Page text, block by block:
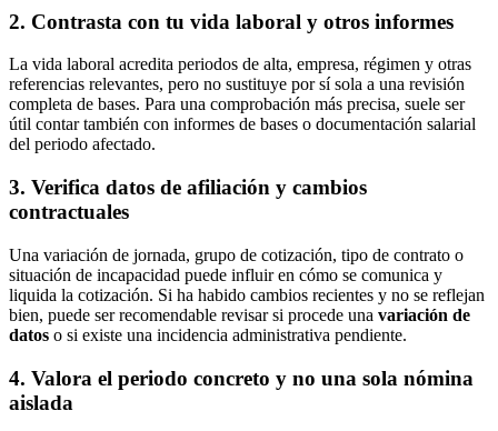
2. Contrasta con tu vida laboral y otros informes
La vida laboral acredita periodos de alta, empresa, régimen y otras
referencias relevantes, pero no sustituye por sí sola a una revisión
completa de bases. Para una comprobación más precisa, suele ser
útil contar también con informes de bases o documentación salarial
del periodo afectado.
3. Verifica datos de afiliación y cambios
contractuales
Una variación de jornada, grupo de cotización, tipo de contrato o
situación de incapacidad puede influir en cómo se comunica y
liquida la cotización. Si ha habido cambios recientes y no se reflejan
bien, puede ser recomendable revisar si procede una variación de
datos o si existe una incidencia administrativa pendiente.
4. Valora el periodo concreto y no una sola nómina
aislada